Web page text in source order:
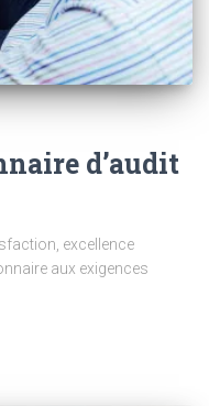
d’audit
excellence
aux exigences